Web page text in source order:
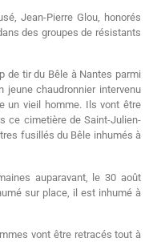
Jean-Pierre Glou, honorés
des groupes de résistants
de tir du Bêle à Nantes parmi
jeune chaudronnier intervenu
un vieil homme. Ils vont être
ce cimetière de Saint-Julien-
fusillés du Bêle inhumés à
auparavant, le 30 août
sur place, il est inhumé à
vont être retracés tout à